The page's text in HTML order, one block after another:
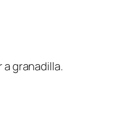
a granadilla.